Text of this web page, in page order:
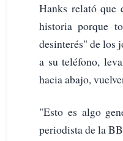
Hanks relató que
historia porque
desinterés" de los
a su teléfono,
hacia abajo,
"Esto es algo
periodista de la